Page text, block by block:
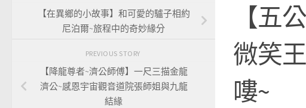
【五
微笑
嘍~
【在異鄉的小故事】和可愛的驢子相約
尼泊爾~旅程中的奇妙緣分
PREVIOUS STORY
【降龍尊者~濟公師傅】一尺三描金龍
濟公~感恩宇宙觀音道院張師姐與九龍
結緣